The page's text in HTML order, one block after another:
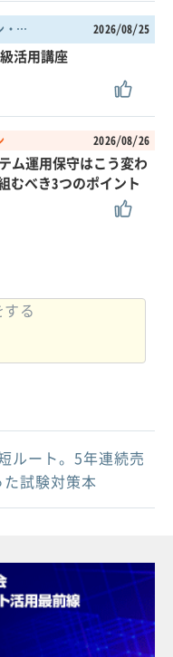
オンライン・東京都 2026/08/25
活用講座
2026/08/26
ム運用保守はこう変わ
むべき3つのポイント
ルート。5年連続売
試験対策本